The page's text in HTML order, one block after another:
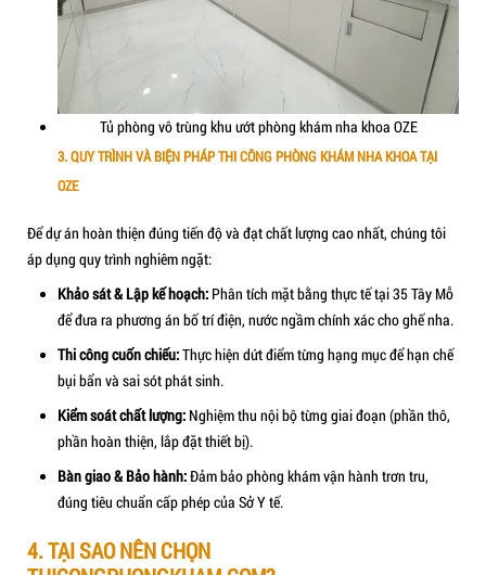
Phòng vô trùng khu sạch:Lắp đặt hệ tủ lưu trữ dụng cụ
trùng, đảm bảo quy trình một chiều khép kín.
Tủ phòng vô trùng khu sạch phòng khám nha
nước và chống thấm tuyệt đối. Bố trí bồn rửa và máy